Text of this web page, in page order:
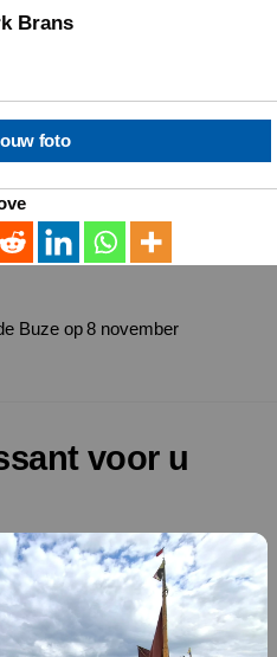
Brans
foto
Buze op 8 november
voor u